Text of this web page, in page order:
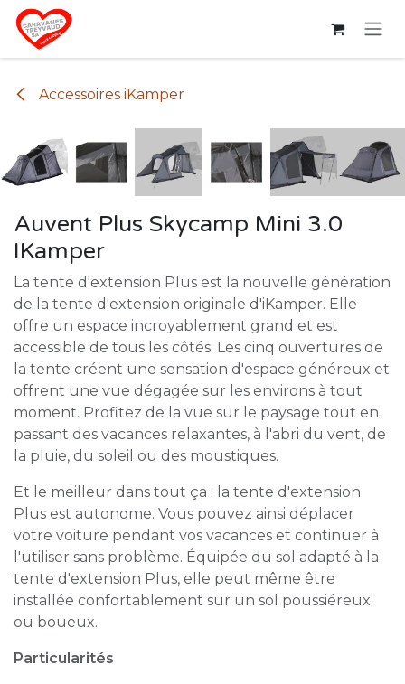
Se rendre au contenu
Accessoires iKamper
Auvent Plus Skycamp Mini 3.0
IKamper
La tente d'extension Plus est la nouvelle génération
de la tente d'extension originale d'iKamper. Elle
offre un espace incroyablement grand et est
accessible de tous les côtés. Les cinq ouvertures de
la tente créent une sensation d'espace généreux et
offrent une vue dégagée sur les environs à tout
moment. Profitez de la vue sur le paysage tout en
passant des vacances relaxantes, à l'abri du vent, de
la pluie, du soleil ou des moustiques.
Et le meilleur dans tout ça : la tente d'extension
Plus est autonome. Vous pouvez ainsi déplacer
votre voiture pendant vos vacances et continuer à
l'utiliser sans problème. Équipée du sol adapté à la
tente d'extension Plus, elle peut même être
installée confortablement sur un sol poussiéreux
ou boueux.
Particularités